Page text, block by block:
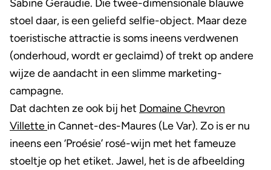
Sabine Geraudie. Die twee-dimensionale blauwe
stoel daar, is een geliefd selfie-object. Maar deze
toeristische attractie is soms ineens verdwenen
(onderhoud, wordt er geclaimd) of trekt op andere
wijze de aandacht in een slimme marketing-
campagne.
Dat dachten ze ook bij het Domaine Chevron
Villette in Cannet-des-Maures (Le Var). Zo is er nu
ineens een ‘Proésie’ rosé-wijn met het fameuze
stoeltje op het etiket. Jawel, het is de afbeelding